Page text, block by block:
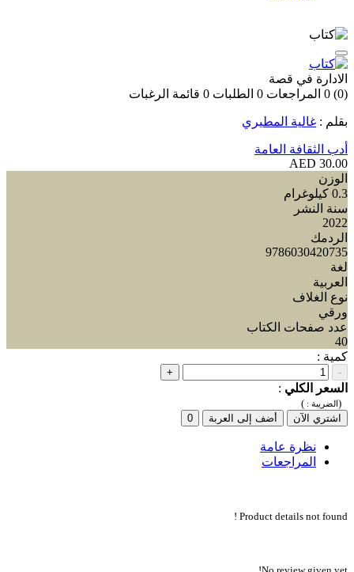
الادارة في قصة
(0)
0 المراجعات 0 الطلبات 0 قائمة الرغبات
بقلم : غالية المطيري
أدب الثقافة العامة
30.00 AED
الوزن
0.3 كيلوغرام
سنة النشر
2022
الردمك
9786030420735
لغة
العربية
نوع الغلاف
ورقي
عدد صفحات الكتاب
40
كمية :
-
+
السعر الكلي :
(الضريبة : )
اشتري الآن
أضف إلى العربة 0
نظرة عامة
المراجعات
Product details not found !